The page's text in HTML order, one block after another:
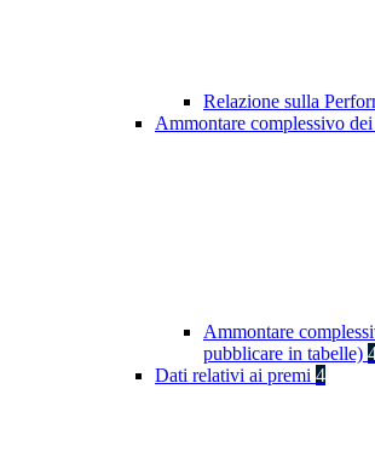
Relazione sulla
Ammontare complessivo
Ammontare
pubblicare in tabelle)
Dati relativi ai premi 4